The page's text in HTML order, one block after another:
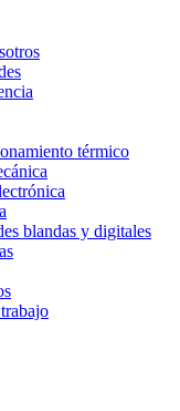
térmico
blandas y digitales